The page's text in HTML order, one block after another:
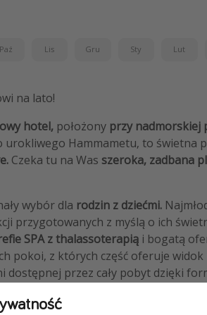
Paź Lis Gru Sty Lut
na lato!
hotel, położony przy nadmorskiej
urokliwego Hammametu, to świetna
Czeka tu na Was szeroka, zadbana
wybór dla rodzin z dziećmi.
przygotowanych z myślą o ich
SPA z thalassoterapią i bogatą
pokoi, z których część oferuje
dostępnej przez cały pobyt dzięki